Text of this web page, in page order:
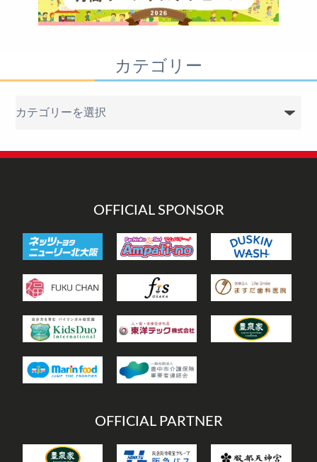
カテゴリー
リ
OFFICIAL SPONSOR
OFFICIAL PARTNER